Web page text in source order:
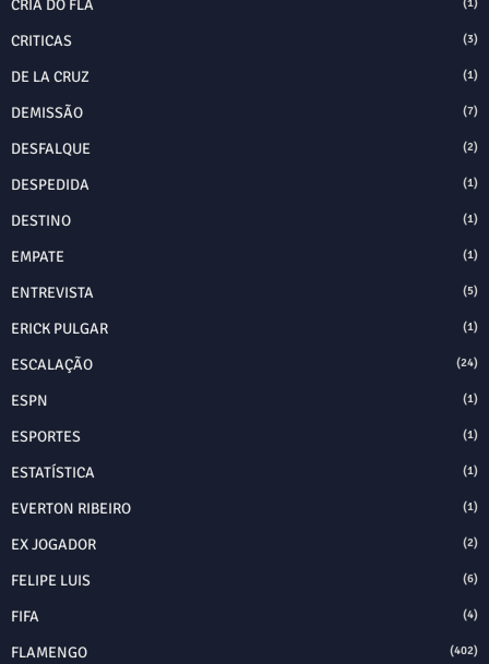
CRIA DO FLA
CRITICAS (3)
DE LA CRUZ (1)
DEMISSÃO (7)
DESFALQUE (2)
DESPEDIDA (1)
DESTINO (1)
EMPATE (1)
ENTREVISTA (5)
ERICK PULGAR (1)
ESCALAÇÃO (24)
ESPN (1)
ESPORTES (1)
ESTATÍSTICA (1)
EVERTON RIBEIRO (1)
EX JOGADOR (2)
FELIPE LUIS (6)
FIFA (4)
FLAMENGO (402)